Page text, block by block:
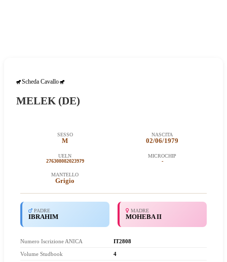
MELEK (DE)
Scheda Cavallo
MELEK (DE)
SESSO
M
NASCITA
02/06/1979
UELN
276308082023979
MICROCHIP
-
MANTELLO
Grigio
PADRE
IBRAHIM
MADRE
MOHEBA II
Numero Iscrizione ANICA IT2808
Volume Studbook 4